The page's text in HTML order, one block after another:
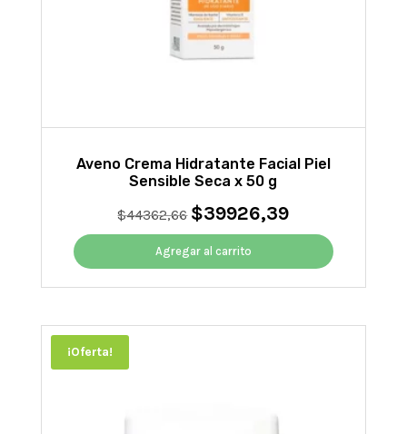
Aveno Crema Hidratante Facial Piel
Sensible Seca x 50 g
$44362,66 El
precio
original
era:
$44362,66.
$39926,39El
precio
es:
$39926,39.
Agregar al carrito
¡Oferta!